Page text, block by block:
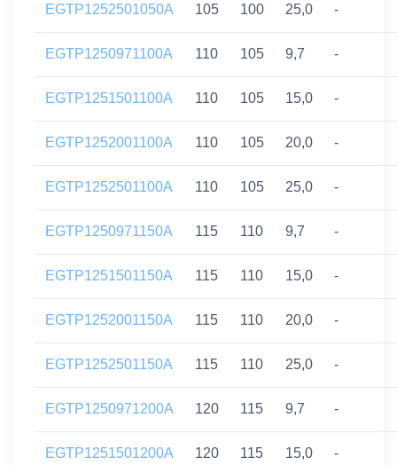
EGTP1252501050A 105 100 25,0 -
EGTP1250971100A 110 105 9,7 -
EGTP1251501100A 110 105 15,0 -
EGTP1252001100A 110 105 20,0 -
EGTP1252501100A 110 105 25,0 -
EGTP1250971150A 115 110 9,7 -
EGTP1251501150A 115 110 15,0 -
EGTP1252001150A 115 110 20,0 -
EGTP1252501150A 115 110 25,0 -
EGTP1250971200A 120 115 9,7 -
EGTP1251501200A 120 115 15,0 -